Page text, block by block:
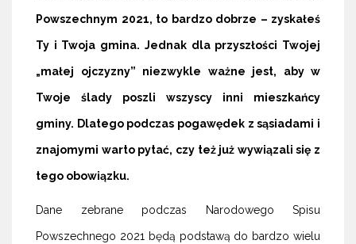
Powszechnym 2021, to bardzo dobrze – zyskałeś
Ty i Twoja gmina. Jednak dla przyszłości Twojej
„małej ojczyzny” niezwykle ważne jest, aby w
Twoje ślady poszli wszyscy inni mieszkańcy
gminy. Dlatego podczas pogawędek z sąsiadami i
znajomymi warto pytać, czy też już wywiązali się z
tego obowiązku.
Dane zebrane podczas Narodowego Spisu
Powszechnego 2021 będą podstawą do bardzo wielu